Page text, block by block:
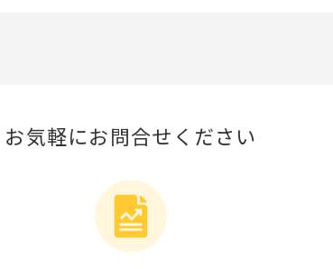
お気軽にお問合せください